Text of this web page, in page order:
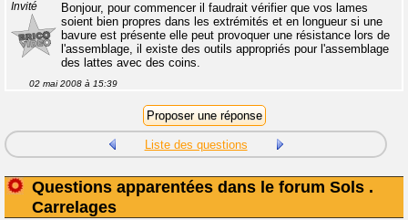
Invité
Bonjour, pour commencer il faudrait vérifier que vos lames
soient bien propres dans les extrémités et en longueur si une
bavure est présente elle peut provoquer une résistance lors de
l'assemblage, il existe des outils appropriés pour l'assemblage
des lattes avec des coins.
02 mai 2008 à 15:39
Liste des questions
Questions apparentées dans le forum Sols .
Carrelages